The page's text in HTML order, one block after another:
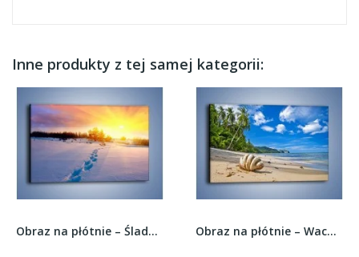
Inne produkty z tej samej kategorii:
Obraz na płótnie – Ślady na śnieżnym puchu –... Obraz na płótnie – Wachlarz z muszli –...